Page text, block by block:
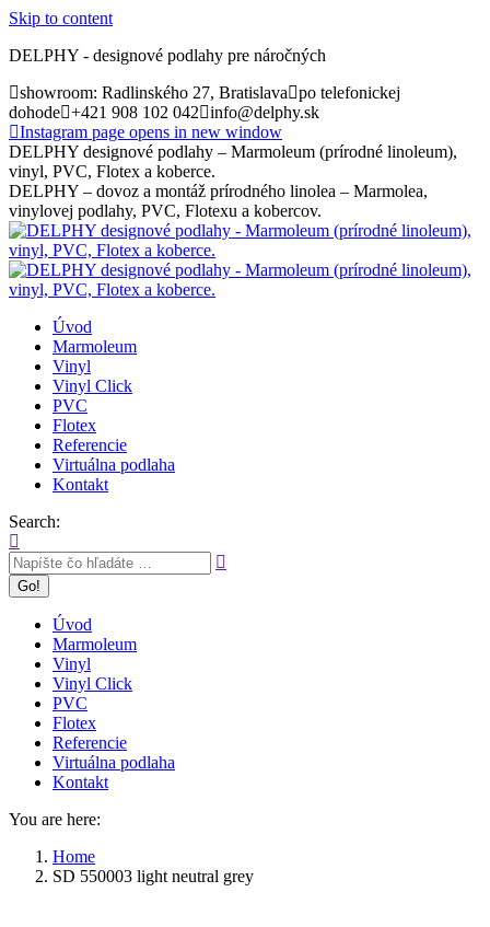
Skip to content
DELPHY - designové podlahy pre náročných
showroom: Radlinského 27, Bratislava
po telefonickej
dohode +421 908 102 042
info@delphy.sk
Instagram page opens in new window
DELPHY designové podlahy – Marmoleum (prírodné linoleum),
vinyl, PVC, Flotex a koberce.
DELPHY – dovoz a montáž prírodného linolea – Marmolea,
vinylovej podlahy, PVC, Flotexu a kobercov.
Úvod
Marmoleum
Vinyl
Vinyl Click
PVC
Flotex
Referencie
Virtuálna podlaha
Kontakt
Search:
Úvod
Marmoleum
Vinyl
Vinyl Click
PVC
Flotex
Referencie
Virtuálna podlaha
Kontakt
You are here:
Home
SD 550003 light neutral grey